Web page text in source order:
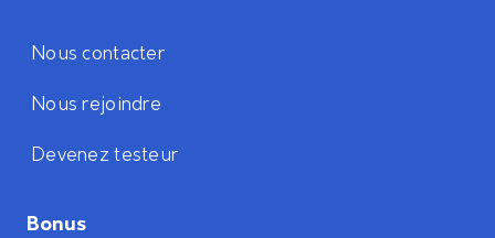
Nous contacter
Nous rejoindre
Devenez testeur
Bonus